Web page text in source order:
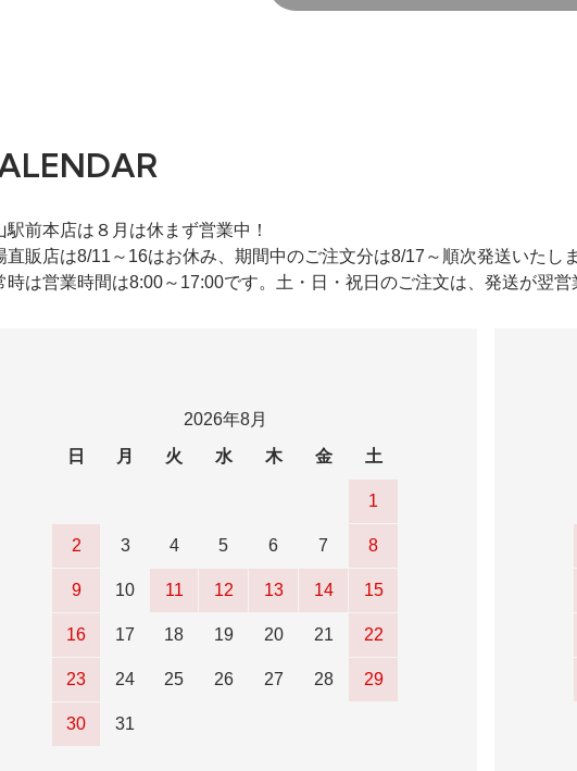
駅前本店は８月は休まず営業中！
直販店は8/11～16はお休み、期間中のご注文分は8/17～順次発送いたし
時は営業時間は8:00～17:00です。土・日・祝日のご注文は、発送が翌
2026年8月
日
月 火 水 木 金 土
1
2 3 4 5 6 7 8
9 10 11 12 13 14 15
16 17 18 19 20 21 22
23 24 25 26 27 28 29
30 31